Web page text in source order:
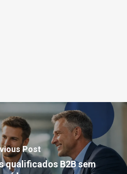
Post
qualificados B2B sem